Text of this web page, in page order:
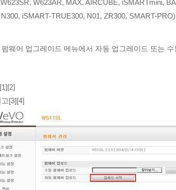
W623AR, MAX, AIRCUBE, iSMARTmini,
iSMART-TRUE300, N01, ZR300, SMART-PRO)
웨어 업그레이드 메뉴에서 자동 업그레이드 또는
[3][4]